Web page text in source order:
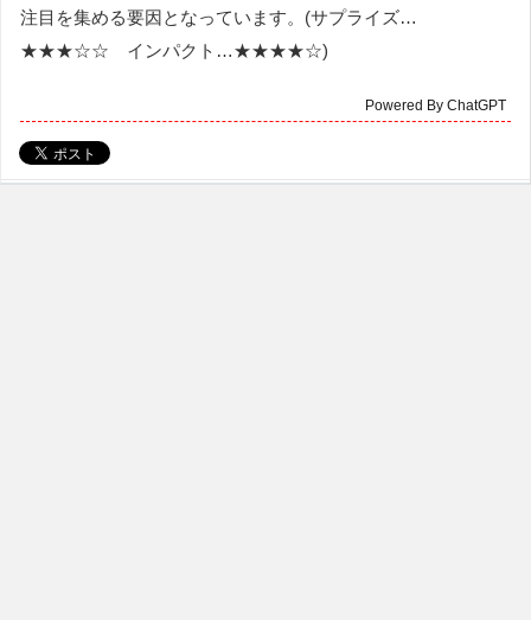
注目を集める要因となっています。(サプライズ…
★★★☆☆ インパクト…★★★★☆)
Powered By ChatGPT